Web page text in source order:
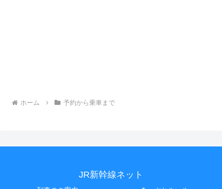
ホーム 予約から乗車まで
JR新幹線ネット